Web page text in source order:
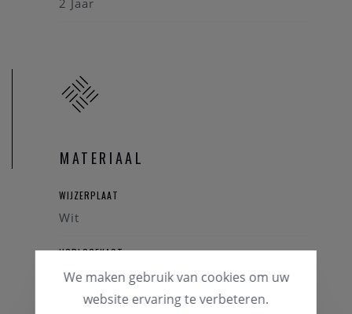
2 Jaar
MATERIAAL
WIJZERPLAAT
Wit
HORLOGEKAST
Staal
We maken gebruik van cookies om uw
website ervaring te verbeteren.